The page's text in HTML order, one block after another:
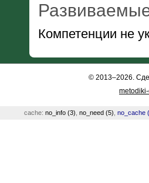
Компетенции не
© 2013–2026.
cache: no_info (3) no_need (5) no_cache